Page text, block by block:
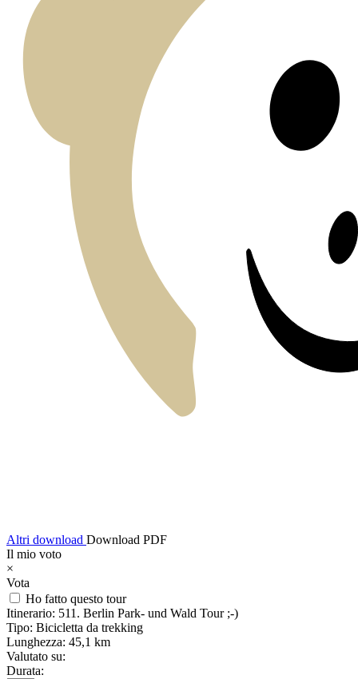
Altri download Download PDF
Il mio voto
×
Vota
Ho fatto questo tour
Itinerario: 511. Berlin Park- und Wald Tour ;-)
Tipo: Bicicletta da trekking
Lunghezza: 45,1 km
Valutato su:
Durata: